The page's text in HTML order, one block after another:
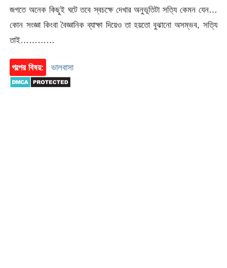
জগতে অনেক কিছুই ঘটে তবে স্বচক্ষে দেখার অনুভূতিটা সত্যি কেমন যেন…
কোন সংজ্ঞা কিংবা বৈজ্ঞানিক ব্যাক্ষা দিয়েও তা হয়তো বুঝানো অসম্ভব, সত্যি
তাই…………
গল্পের বিষয়: ভালবাসা